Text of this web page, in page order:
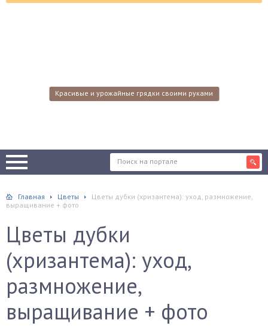
Красивые и урожайные грядки своими руками
Главная Цветы
Цветы дубки (хризантема): уход, размножение,
выращивание + фото
Цветы дубки
(хризантема): уход,
размножение,
выращивание + фото